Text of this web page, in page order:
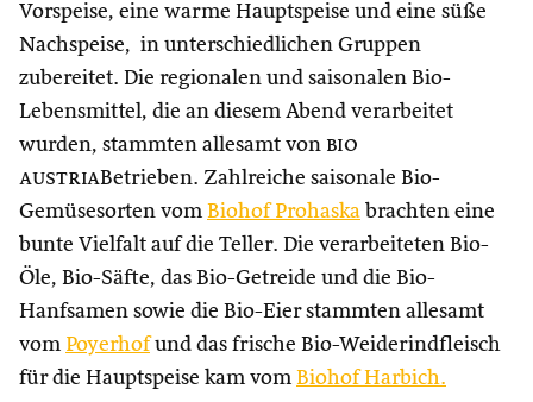
Vorspeise, eine warme Hauptspeise und eine süße
Nachspeise, in unterschiedlichen Gruppen
zubereitet. Die regionalen und saisonalen Bio-
Lebensmittel, die an diesem Abend verarbeitet
wurden, stammten allesamt von bio
austriaBetrieben. Zahlreiche saisonale Bio-
Gemüsesorten vom Biohof Prohaska brachten eine
bunte Vielfalt auf die Teller. Die verarbeiteten Bio-
Öle, Bio-Säfte, das Bio-Getreide und die Bio-
Hanfsamen sowie die Bio-Eier stammten allesamt
vom Poyerhofund das frische Bio-Weiderindfleisch
für die Hauptspeise kam vom Biohof Harbich.